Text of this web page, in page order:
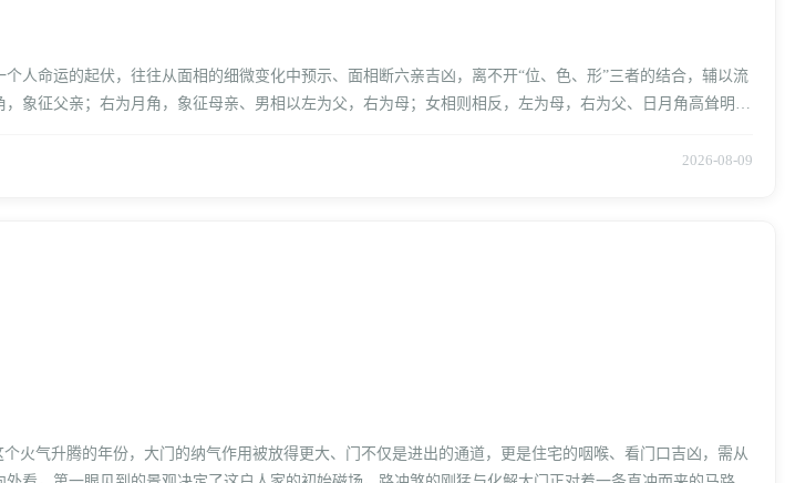
人命运的起伏，往往从面相的细微变化中预示、面相断六亲吉凶，离不开“位、色、形”三者的结合，辅以流
象征父亲；右为月角，象征母亲、男相以左为父，右为母；女相则相反，左为母，右为父、日月角高耸明
2026-08-09
火气升腾的年份，大门的纳气作用被放得更大、门不仅是进出的通道，更是住宅的咽喉、看门口吉凶，需从